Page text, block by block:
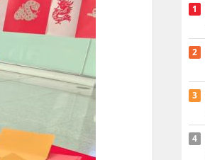
1
2
3
4